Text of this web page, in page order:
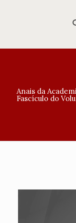
Anais da
Fascículo do